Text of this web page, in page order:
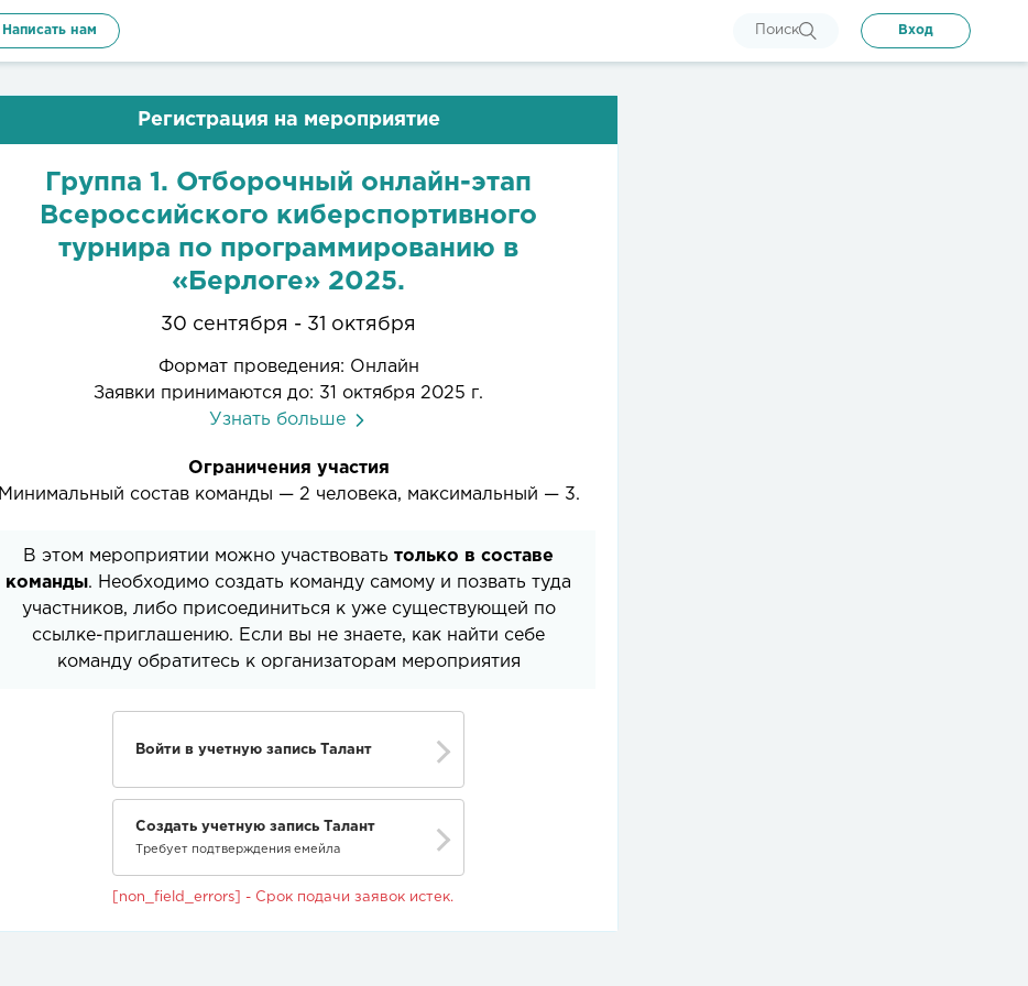
Написать нам Поиск Вход
Регистрация на мероприятие
Группа 1. Отборочный онлайн-этап
Всероссийского киберспортивного
турнира по программированию в
«Берлоге» 2025.
30 сентября - 31 октября
Формат проведения: Онлайн
Заявки принимаются до: 31 октября 2025 г.
Узнать больше
Ограничения участия
Минимальный состав команды — 2 человека, максимальный — 3.
В этом мероприятии можно участвовать только в составе
команды. Необходимо создать команду самому и позвать туда
участников, либо присоединиться к уже существующей по
ссылке-приглашению. Если вы не знаете, как найти себе
команду обратитесь к организаторам мероприятия
Войти в учетную запись Талант
Создать учетную запись Талант
Требует подтверждения емейла
[non_field_errors] - Срок подачи заявок истек.